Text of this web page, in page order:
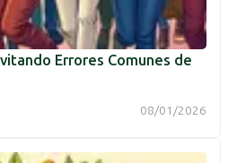
Errores Comunes de
08/01/2026